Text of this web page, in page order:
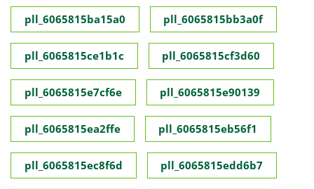
pll_6065815ba15a0 pll_6065815bb3a0f
pll_6065815ce1b1c pll_6065815cf3d60
pll_6065815e7cf6e pll_6065815e90139
pll_6065815ea2ffe pll_6065815eb56f1
pll_6065815ec8f6d pll_6065815edd6b7